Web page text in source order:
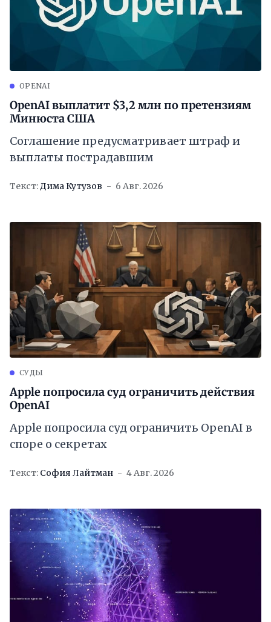
OPENAI
OpenAI выплатит $3,2 млн по претензиям
Минюста США
Соглашение предусматривает штраф и
выплаты пострадавшим
Текст:Дима Кутузов 6 Авг. 2026
СУДЫ
Apple попросила суд ограничить действия
OpenAI
Apple попросила суд ограничить OpenAI в
споре о секретах
Текст: София Лайтман 4 Авг. 2026